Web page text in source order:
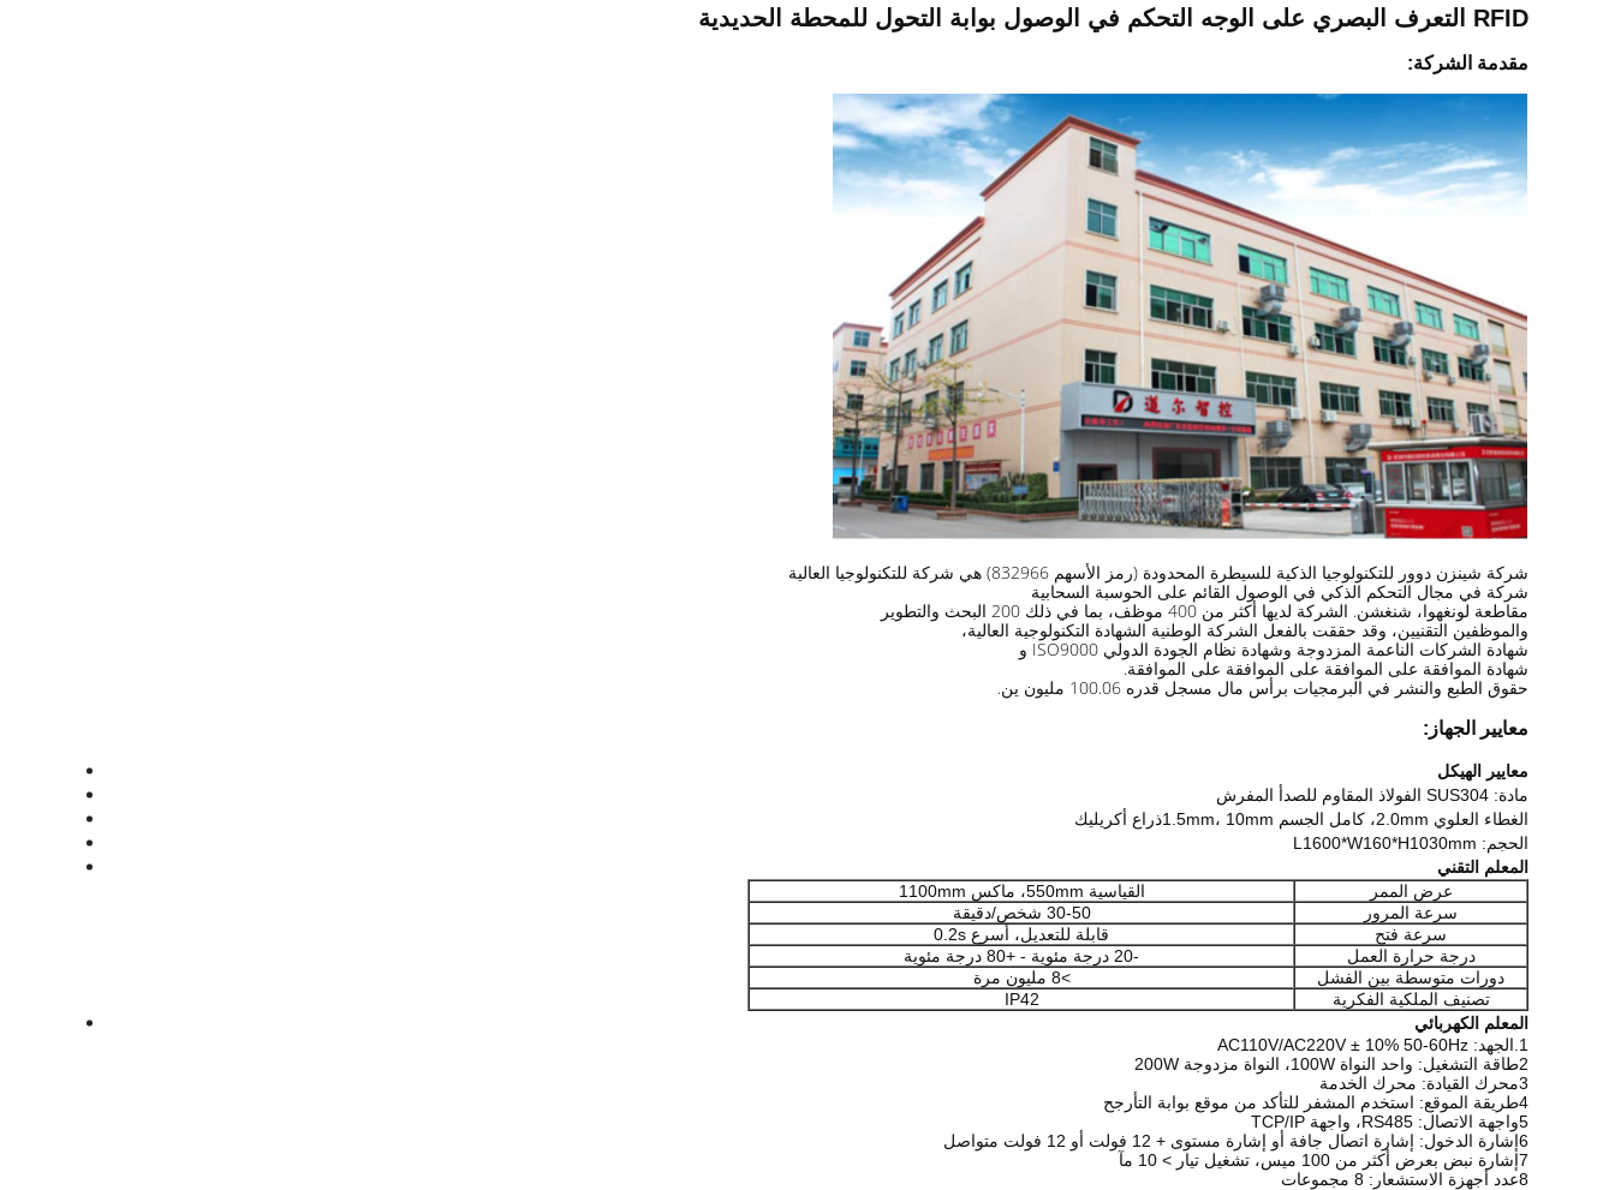
RFID التعرف البصري على الوجه التحكم في الوصول بوابة التحول للمحطة الحديدية
مقدمة الشركة:
شركة شينزن دوور للتكنولوجيا الذكية للسيطرة المحدودة (رمز الأسهم 832966) هي شركة للتكنولوجيا العالية
شركة في مجال التحكم الذكي في الوصول القائم على الحوسبة السحابية
مقاطعة لونغهوا، شنغشن. الشركة لديها أكثر من 400 موظف، بما في ذلك 200 البحث والتطوير
والموظفين التقنيين، وقد حققت بالفعل الشركة الوطنية الشهادة التكنولوجية العالية،
شهادة الشركات الناعمة المزدوجة وشهادة نظام الجودة الدولي ISO9000 و
شهادة الموافقة على الموافقة على الموافقة على الموافقة.
حقوق الطبع والنشر في البرمجيات برأس مال مسجل قدره 100.06 مليون ين.
معايير الجهاز:
معايير الهيكل
مادة: SUS304 الفولاذ المقاوم للصدأ المفرش
الغطاء العلوي 2.0mm، كامل الجسم 1.5mm، 10mm
ذراع أكريليك
الحجم: L1600*W160*H1030mm
المعلم التقني
عرض الممر
القياسية 550mm، ماكس 1100mm
سرعة المرور
30-50 شخص/دقيقة
سرعة فتح
قابلة للتعديل، أسرع 0.2s
درجة حرارة العمل
-20 درجة مئوية - +80 درجة مئوية
دورات متوسطة بين الفشل
>8 مليون مرة
تصنيف الملكية الفكرية
IP42
المعلم الكهربائي
1.الجهد: AC110V/AC220V ± 10% 50-60Hz
2طاقة التشغيل: واحد النواة 100W، النواة مزدوجة 200W
3محرك القيادة: محرك الخدمة
4طريقة الموقع: استخدم المشفر للتأكد من موقع بوابة التأرجح
5واجهة الاتصال: RS485، واجهة TCP/IP
6إشارة الدخول: إشارة اتصال جافة أو إشارة مستوى + 12 فولت أو 12 فولت متواصل
7إشارة نبض بعرض أكثر من 100 ميس، تشغيل تيار > 10 مآ
8عدد أجهزة الاستشعار: 8 مجموعات